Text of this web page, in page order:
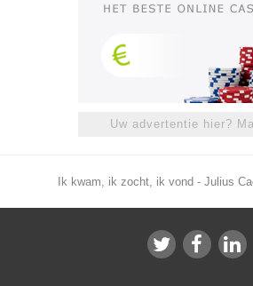
Uw advertentie hier?
Ik kwam, ik zocht, ik vond - Julius